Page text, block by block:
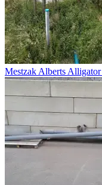
Mestzak Alberts